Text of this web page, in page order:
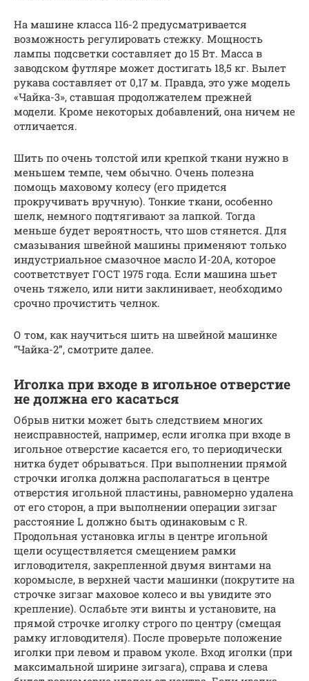
На машине класса 116-2 предусматривается
возможность регулировать стежку. Мощность
лампы подсветки составляет до 15 Вт. Масса в
заводском футляре может достигать 18,5 кг. Вылет
рукава составляет от 0,17 м. Правда, это уже модель
«Чайка-3», ставшая продолжателем прежней
модели. Кроме некоторых добавлений, она ничем не
отличается.
Шить по очень толстой или крепкой ткани нужно в
меньшем темпе, чем обычно. Очень полезна
помощь маховому колесу (его придется
прокручивать вручную). Тонкие ткани, особенно
шелк, немного подтягивают за лапкой. Тогда
меньше будет вероятность, что шов стянется. Для
смазывания швейной машины применяют только
индустриальное смазочное масло И-20А, которое
соответствует ГОСТ 1975 года. Если машина шьет
очень тяжело, или нити заклинивает, необходимо
срочно прочистить челнок.
О том, как научиться шить на швейной машинке
“Чайка-2”, смотрите далее.
Иголка при входе в игольное отверстие
не должна его касаться
Обрыв нитки может быть следствием многих
неисправностей, например, если иголка при входе в
игольное отверстие касается его, то периодически
нитка будет обрываться. При выполнении прямой
строчки иголка должна располагаться в центре
отверстия игольной пластины, равномерно удалена
от его сторон, а при выполнении операции зигзаг
расстояние L должно быть одинаковым с R.
Продольная установка иглы в центре игольной
щели осуществляется смещением рамки
игловодителя, закрепленной двумя винтами на
коромысле, в верхней части машинки (покрутите на
строчке зигзаг маховое колесо и вы увидите это
крепление). Ослабьте эти винты и установите, на
прямой строчке иголку строго по центру (смещая
рамку игловодителя). После проверьте положение
иголки при левом и правом уколе. Вход иголки (при
максимальной ширине зигзага), справа и слева